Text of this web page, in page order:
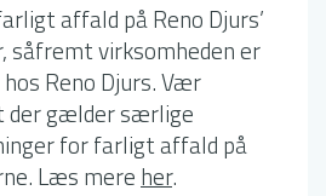
affald på Reno Djurs’
såfremt virksomheden er
Reno Djurs. Vær
der gælder særlige
for farligt affald på
Læs mere her.